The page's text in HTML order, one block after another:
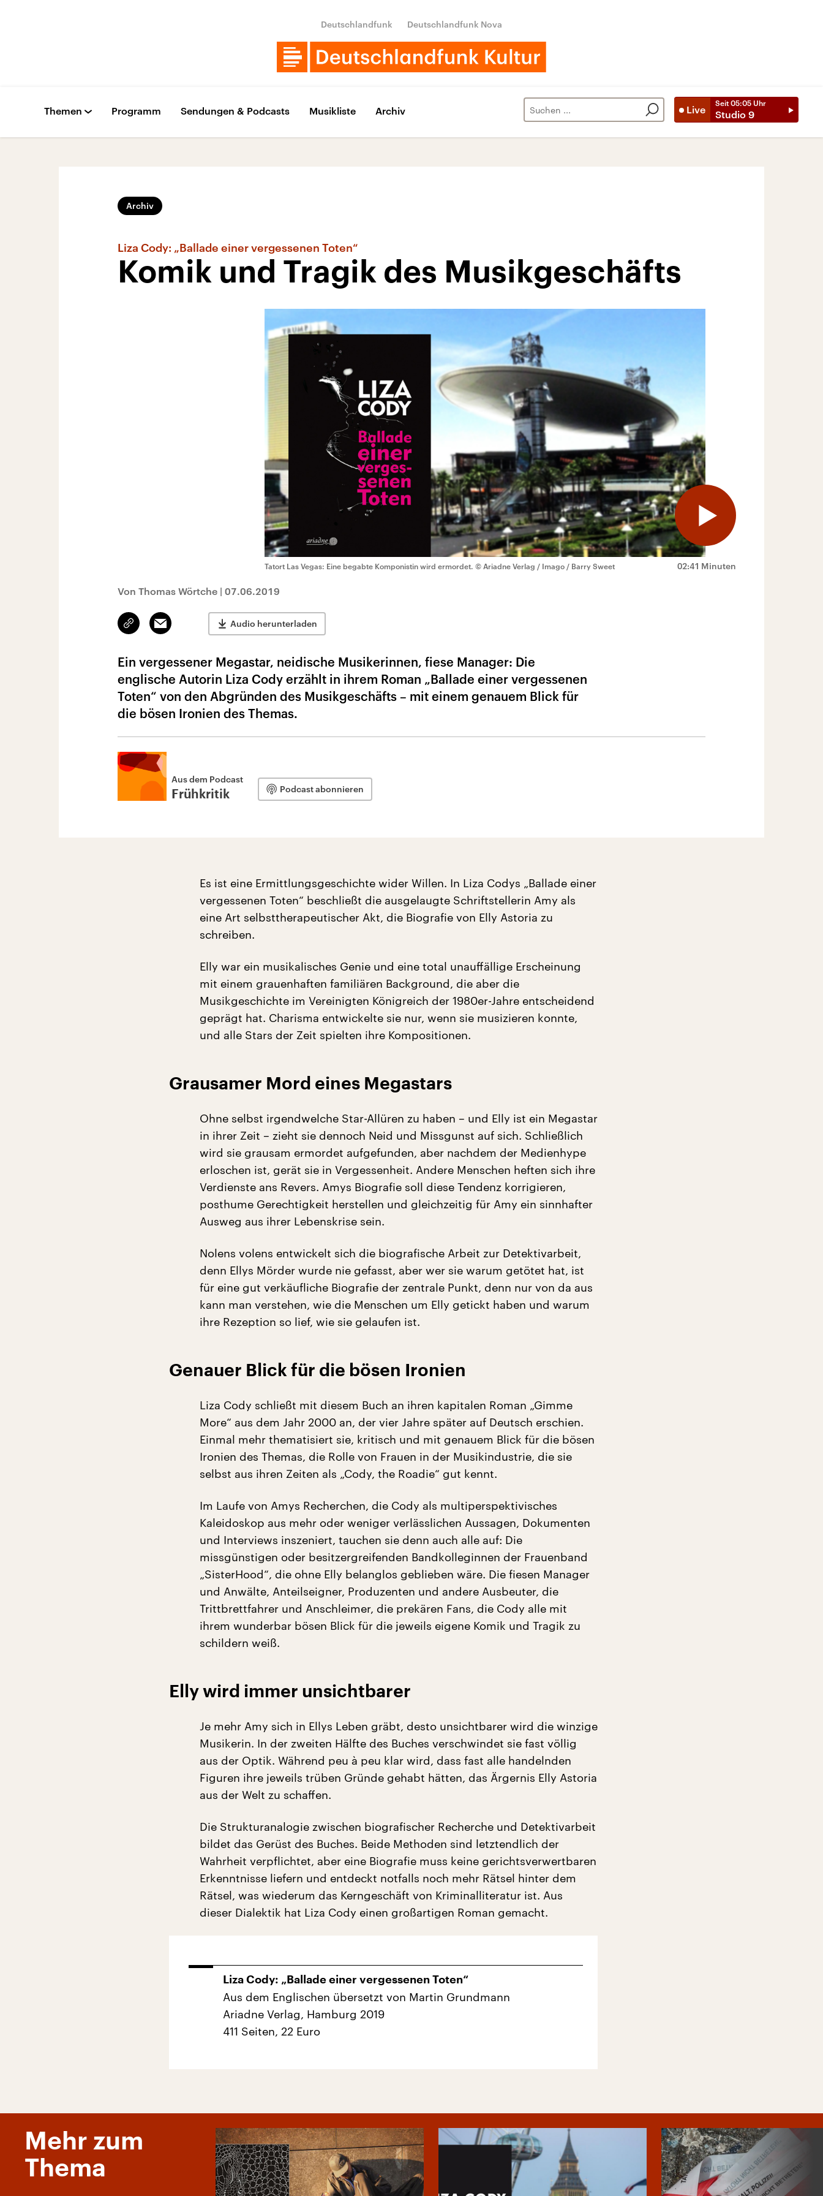
Deutschlandfunk Deutschlandfunk Nova
Live
Seit 05:05 Uhr
Studio 9
Themen Programm Sendungen & Podcasts Musikliste Archiv
Archiv
Liza Cody: „Ballade einer vergessenen Toten“
Komik und Tragik des Musikgeschäfts
02:41 Minuten
Tatort Las Vegas: Eine begabte Komponistin wird ermordet. © Ariadne Verlag / Imago / Barry Sweet
Von Thomas Wörtche | 07.06.2019
Link
kopieren/teilen
Email Audio herunterladen
Ein vergessener Megastar, neidische Musikerinnen, fiese Manager: Die
englische Autorin Liza Cody erzählt in ihrem Roman „Ballade einer vergessenen
Toten“ von den Abgründen des Musikgeschäfts – mit einem genauem Blick für
die bösen Ironien des Themas.
Aus dem Podcast
Frühkritik Podcast abonnieren
Es ist eine Ermittlungsgeschichte wider Willen. In Liza Codys „Ballade einer
vergessenen Toten“ beschließt die ausgelaugte Schriftstellerin Amy als
eine Art selbsttherapeutischer Akt, die Biografie von Elly Astoria zu
schreiben.
Elly war ein musikalisches Genie und eine total unauffällige Erscheinung
mit einem grauenhaften familiären Background, die aber die
Musikgeschichte im Vereinigten Königreich der 1980er-Jahre entscheidend
geprägt hat. Charisma entwickelte sie nur, wenn sie musizieren konnte,
und alle Stars der Zeit spielten ihre Kompositionen.
Grausamer Mord eines Megastars
Ohne selbst irgendwelche Star-Allüren zu haben – und Elly ist ein Megastar
in ihrer Zeit – zieht sie dennoch Neid und Missgunst auf sich. Schließlich
wird sie grausam ermordet aufgefunden, aber nachdem der Medienhype
erloschen ist, gerät sie in Vergessenheit. Andere Menschen heften sich ihre
Verdienste ans Revers. Amys Biografie soll diese Tendenz korrigieren,
posthume Gerechtigkeit herstellen und gleichzeitig für Amy ein sinnhafter
Ausweg aus ihrer Lebenskrise sein.
Nolens volens entwickelt sich die biografische Arbeit zur Detektivarbeit,
denn Ellys Mörder wurde nie gefasst, aber wer sie warum getötet hat, ist
für eine gut verkäufliche Biografie der zentrale Punkt, denn nur von da aus
kann man verstehen, wie die Menschen um Elly getickt haben und warum
ihre Rezeption so lief, wie sie gelaufen ist.
Genauer Blick für die bösen Ironien
Liza Cody schließt mit diesem Buch an ihren kapitalen Roman „Gimme
More“ aus dem Jahr 2000 an, der vier Jahre später auf Deutsch erschien.
Einmal mehr thematisiert sie, kritisch und mit genauem Blick für die bösen
Ironien des Themas, die Rolle von Frauen in der Musikindustrie, die sie
selbst aus ihren Zeiten als „Cody, the Roadie“ gut kennt.
Im Laufe von Amys Recherchen, die Cody als multiperspektivisches
Kaleidoskop aus mehr oder weniger verlässlichen Aussagen, Dokumenten
und Interviews inszeniert, tauchen sie denn auch alle auf: Die
missgünstigen oder besitzergreifenden Bandkolleginnen der Frauenband
„SisterHood“, die ohne Elly belanglos geblieben wäre. Die fiesen Manager
und Anwälte, Anteilseigner, Produzenten und andere Ausbeuter, die
Trittbrettfahrer und Anschleimer, die prekären Fans, die Cody alle mit
ihrem wunderbar bösen Blick für die jeweils eigene Komik und Tragik zu
schildern weiß.
Elly wird immer unsichtbarer
Je mehr Amy sich in Ellys Leben gräbt, desto unsichtbarer wird die winzige
Musikerin. In der zweiten Hälfte des Buches verschwindet sie fast völlig
aus der Optik. Während peu à peu klar wird, dass fast alle handelnden
Figuren ihre jeweils trüben Gründe gehabt hätten, das Ärgernis Elly Astoria
aus der Welt zu schaffen.
Die Strukturanalogie zwischen biografischer Recherche und Detektivarbeit
bildet das Gerüst des Buches. Beide Methoden sind letztendlich der
Wahrheit verpflichtet, aber eine Biografie muss keine gerichtsverwertbaren
Erkenntnisse liefern und entdeckt notfalls noch mehr Rätsel hinter dem
Rätsel, was wiederum das Kerngeschäft von Kriminalliteratur ist. Aus
dieser Dialektik hat Liza Cody einen großartigen Roman gemacht.
Liza Cody: „Ballade einer vergessenen Toten“
Aus dem Englischen übersetzt von Martin Grundmann
Ariadne Verlag, Hamburg 2019
411 Seiten, 22 Euro
Mehr zum
Thema